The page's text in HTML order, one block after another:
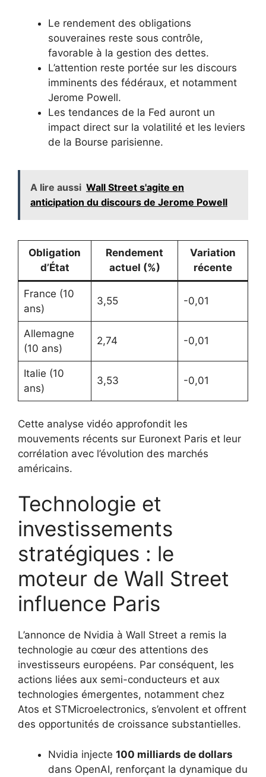
Le rendement des obligations
souveraines reste sous contrôle,
favorable à la gestion des dettes.
L’attention reste portée sur les discours
imminents des fédéraux, et notamment
Jerome Powell.
Les tendances de la Fed auront un
impact direct sur la volatilité et les leviers
de la Bourse parisienne.
A lire aussi Wall Street s'agite en
anticipation du discours de Jerome Powell
Obligation
d’État
Rendement
actuel (%)
Variation
récente
France (10
ans)
3,55 -0,01
Allemagne
(10 ans)
2,74 -0,01
Italie (10
ans)
3,53 -0,01
Cette analyse vidéo approfondit les
mouvements récents sur Euronext Paris et leur
corrélation avec l’évolution des marchés
américains.
Technologie et
investissements
stratégiques : le
moteur de Wall Street
influence Paris
L’annonce de Nvidia à Wall Street a remis la
technologie au cœur des attentions des
investisseurs européens. Par conséquent, les
actions liées aux semi-conducteurs et aux
technologies émergentes, notamment chez
Atos et STMicroelectronics, s’envolent et offrent
des opportunités de croissance substantielles.
Nvidia injecte 100 milliards de dollars
dans OpenAI, renforçant la dynamique du